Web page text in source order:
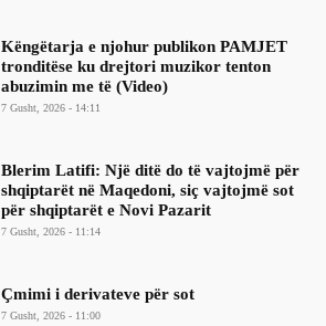
Këngëtarja e njohur publikon PAMJET
tronditëse ku drejtori muzikor tenton
abuzimin me të (Video)
7 Gusht, 2026 - 14:11
Blerim Latifi: Një ditë do të vajtojmë për
shqiptarët në Maqedoni, siç vajtojmë sot
për shqiptarët e Novi Pazarit
7 Gusht, 2026 - 11:14
Çmimi i derivateve për sot
7 Gusht, 2026 - 11:00